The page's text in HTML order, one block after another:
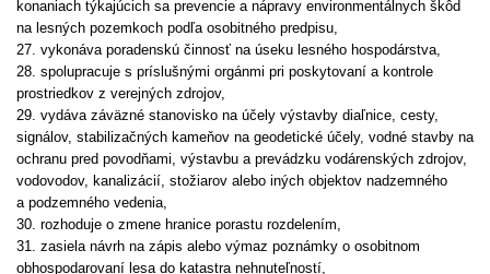
konaniach týkajúcich sa prevencie a nápravy environmentálnych škôd
na lesných pozemkoch podľa osobitného predpisu,
27. vykonáva poradenskú činnosť na úseku lesného hospodárstva,
28. spolupracuje s príslušnými orgánmi pri poskytovaní a kontrole
prostriedkov z verejných zdrojov,
29. vydáva záväzné stanovisko na účely výstavby diaľnice, cesty,
signálov, stabilizačných kameňov na geodetické účely, vodné stavby na
ochranu pred povodňami, výstavbu a prevádzku vodárenských zdrojov,
vodovodov, kanalizácií, stožiarov alebo iných objektov nadzemného
a podzemného vedenia,
30. rozhoduje o zmene hranice porastu rozdelením,
31. zasiela návrh na zápis alebo výmaz poznámky o osobitnom
obhospodarovaní lesa do katastra nehnuteľností,